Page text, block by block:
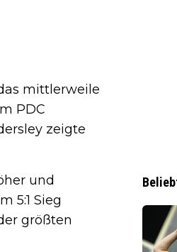
mittlerweile
PDC
zeigte
und
5:1 Sieg
größten